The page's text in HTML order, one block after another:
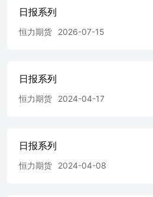
———————————————05有
括霍尔木兹海峡重新开放。
议，霍尔木兹海峡重新开放
全球最大的铜生产国之一，4
日报系列
恒力期货 2026-07-15
日报系列
恒力期货 2024-04-17
日报系列
恒力期货 2024-04-08